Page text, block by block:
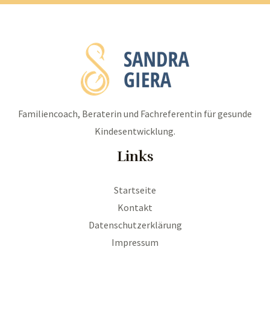
Familiencoach, Beraterin und Fachreferentin für gesunde
Kindesentwicklung.
Links
Startseite
Kontakt
Datenschutzerklärung
Impressum